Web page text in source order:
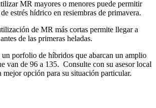
MR mayores o menores puede permitir
estrés hídrico en resiembras de primavera.
de MR más cortas permite llegar a
de las primeras heladas.
un porfolio de híbridos que abarcan un amplio
van de 96 a 135. Consulte con su asesor local
mejor opción para su situación particular.